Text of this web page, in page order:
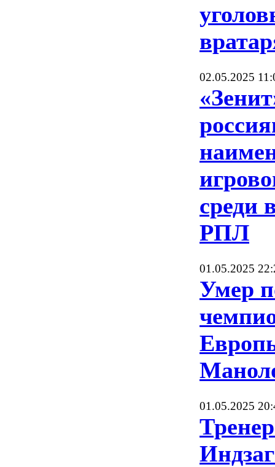
02.05.2025
среди
РПЛ
01.05.2025
Умер
01.05.2025